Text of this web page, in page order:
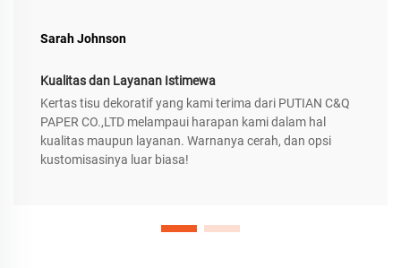
Sarah Johnson
Kualitas dan Layanan Istimewa
Kertas tisu dekoratif yang kami terima dari PUTIAN C&Q
PAPER CO.,LTD melampaui harapan kami dalam hal
kualitas maupun layanan. Warnanya cerah, dan opsi
kustomisasinya luar biasa!